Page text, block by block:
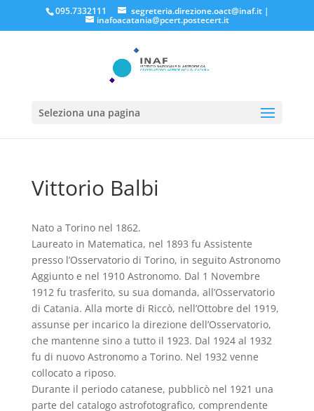
095.7332111 segreteria.direzione.oact@inaf.it|
inafoacatania@pcert.postecert.it
Seleziona una pagina
Vittorio Balbi
Nato a Torino nel 1862.
Laureato in Matematica, nel 1893 fu Assistente
presso l’Osservatorio di Torino, in seguito Astronomo
Aggiunto e nel 1910 Astronomo. Dal 1 Novembre
1912 fu trasferito, su sua domanda, all’Osservatorio
di Catania. Alla morte di Riccò, nell’Ottobre del 1919,
assunse per incarico la direzione dell’Osservatorio,
che mantenne sino a tutto il 1923. Dal 1924 al 1932
fu di nuovo Astronomo a Torino. Nel 1932 venne
collocato a riposo.
Durante il periodo catanese, pubblicò nel 1921 una
parte del catalogo astrofotografico, comprendente